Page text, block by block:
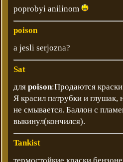
poprobyi anilinom
poison
a jesli serjozna?
Sat
для poison:Продаются
Я красил патрубки и глушак,
не смывается. Баллон с
выкинул(кончился).
Tankist